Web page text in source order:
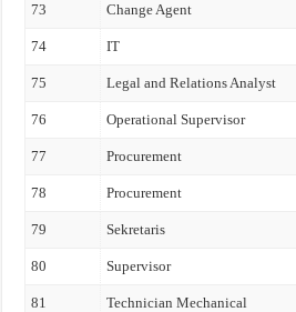
73 Change Agent
74 IT
75 Legal and Relations Analyst
76 Operational Supervisor
77 Procurement
78 Procurement
79 Sekretaris
80 Supervisor
81 Technician Mechanical